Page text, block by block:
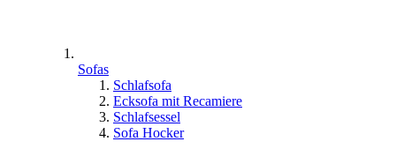
Sofas
Schlafsofa
Ecksofa mit Recamiere
Schlafsessel
Sofa Hocker